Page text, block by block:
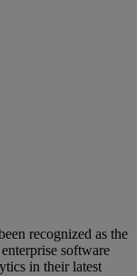
recognized as the
software
in their latest